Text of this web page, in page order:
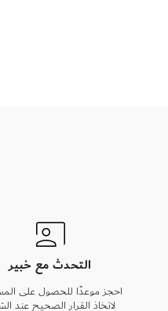
التحدث مع خبير
احجز موعدًا للحصول على
لاتخاذ القرار الصحيح عند